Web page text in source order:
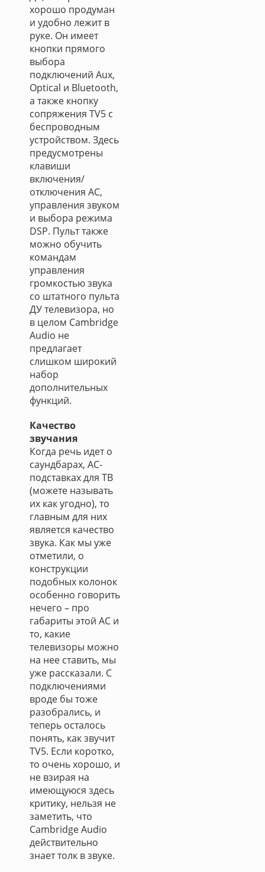
хорошо продуман
и удобно лежит в
руке. Он имеет
кнопки прямого
выбора
подключений Aux,
Optical и Bluetooth,
а также кнопку
сопряжения TV5 с
беспроводным
устройством. Здесь
предусмотрены
клавиши
включения/
отключения АС,
управления звуком
и выбора режима
DSP. Пульт также
можно обучить
командам
управления
громкостью звука
со штатного пульта
ДУ телевизора, но
в целом Cambridge
Audio не
предлагает
слишком широкий
набор
дополнительных
функций.
Качество
звучания
Когда речь идет о
саундбарах, АС-
подставках для ТВ
(можете называть
их как угодно), то
главным для них
является качество
звука. Как мы уже
отметили, о
конструкции
подобных колонок
особенно говорить
нечего – про
габариты этой АС и
то, какие
телевизоры можно
на нее ставить, мы
уже рассказали. С
подключениями
вроде бы тоже
разобрались, и
теперь осталось
понять, как звучит
TV5. Если коротко,
то очень хорошо, и
не взирая на
имеющуюся здесь
критику, нельзя не
заметить, что
Cambridge Audio
действительно
знает толк в звуке.